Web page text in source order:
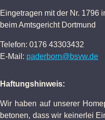
Eingetragen mit der Nr. 1796
beim Amtsgericht Dortmund
Telefon: 0176 43303432
E-Mail: paderborn@bsvw.de
Haftungshinweis:
Wir haben auf unserer
betonen, dass wir keinerlei